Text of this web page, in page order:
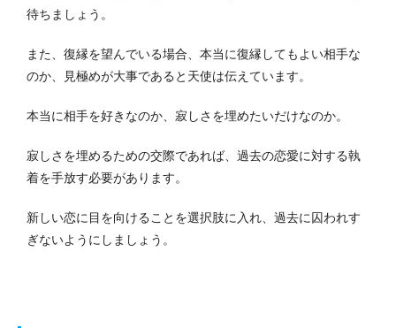
待ちましょう。
また、復縁を望んでいる場合、本当に復縁してもよい相手な
のか、見極めが大事であると天使は伝えています。
本当に相手を好きなのか、寂しさを埋めたいだけなのか。
寂しさを埋めるための交際であれば、過去の恋愛に対する執
着を手放す必要があります。
新しい恋に目を向けることを選択肢に入れ、過去に囚われす
ぎないようにしましょう。